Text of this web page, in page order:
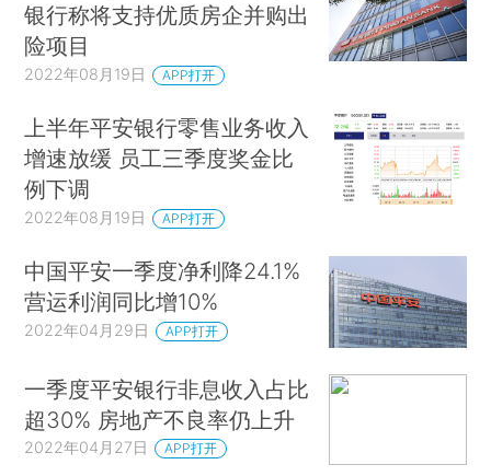
银行称将支持优质房企并购出
险项目
2022年08月19日 APP打开
上半年平安银行零售业务收入
增速放缓 员工三季度奖金比
例下调
2022年08月19日 APP打开
中国平安一季度净利降24.1%
营运利润同比增10%
2022年04月29日 APP打开
一季度平安银行非息收入占比
超30% 房地产不良率仍上升
2022年04月27日 APP打开